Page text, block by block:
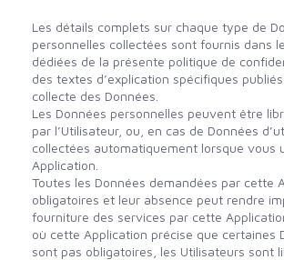
Les détails complets sur chaque type de
personnelles collectées sont fournis dans
dédiées de la présente politique de
des textes d’explication spécifiques
collecte des Données.
Les Données personnelles peuvent être
par l’Utilisateur, ou, en cas de Données
collectées automatiquement lorsque vous
Application.
Toutes les Données demandées par cette
obligatoires et leur absence peut rendre
fourniture des services par cette
où cette Application précise que certaines
sont pas obligatoires, les Utilisateurs sont